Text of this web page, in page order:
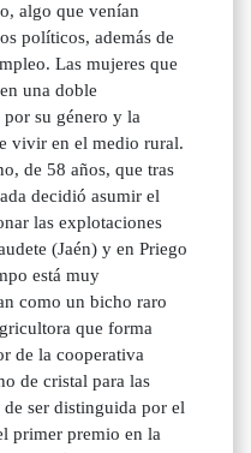
algo que venían
políticos, además de
Las mujeres que
una doble
su género y la
vivir en el medio rural.
de 58 años, que tras
decidió asumir el
las explotaciones
(Jaén) y en Priego
está muy
como un bicho raro
que forma
de la cooperativa
de cristal para las
de ser distinguida por el
primer premio en la